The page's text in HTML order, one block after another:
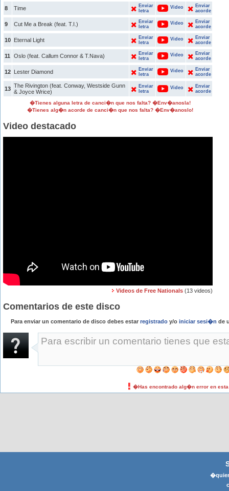
8 Time
Enviar
letra
Video
Enviar
acorde
9 Cut Me a Break (feat. T.I.)
Enviar
letra
Video
Enviar
acorde
10 Eternal Light
Enviar
letra
Video
Enviar
acorde
11 Oslo (feat. Callum Connor & T.Nava)
Enviar
letra
Video
Enviar
acorde
12 Lester Diamond
Enviar
letra
Video
Enviar
acorde
13 The Rivington (feat. Conway, Westside Gunn
& Joyce Wrice)
Enviar
letra
Video
Enviar
acorde
�Tienes alguna letra de canci�n que nos falta? �Env�anosla!
�Tienes alg�n acorde de canci�n que nos falta? �Env�anoslo!
Video destacado
Videos de Free Nationals (13 videos)
Comentarios de este disco
Para enviar un comentario de disco debes estar registrado y/o iniciar sesi�n de
�Has encontrado alg�n error en